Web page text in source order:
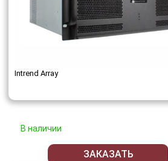
Intrend Array
В наличии
ЗАКАЗАТЬ